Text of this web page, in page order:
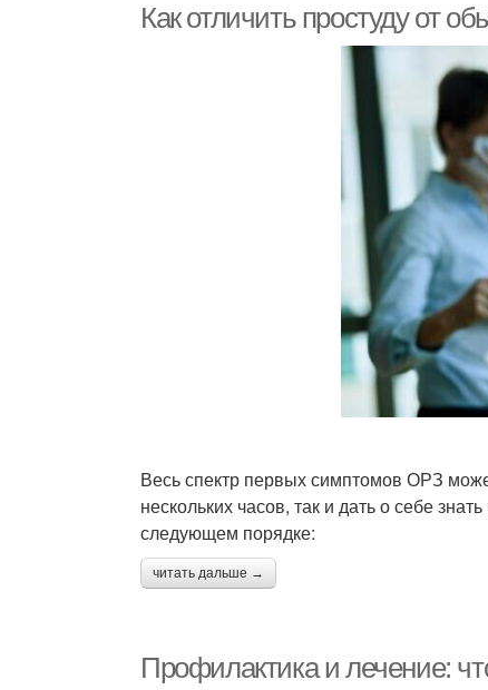
Как отличить простуду от
Весь спектр первых симптомов ОРЗ
нескольких часов, так и дать о себе
следующем порядке:
читать дальше →
Профилактика и лечение: